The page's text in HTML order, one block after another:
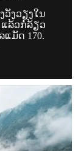
ວັງວຽງໃນ
ແລ້ວກໍ່ລ້ຽວ
ແມັດ 170.